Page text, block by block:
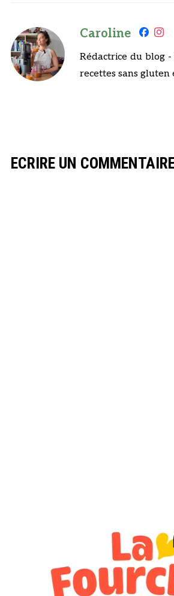
Caroline
Rédactrice du blog
recettes sans
ECRIRE UN